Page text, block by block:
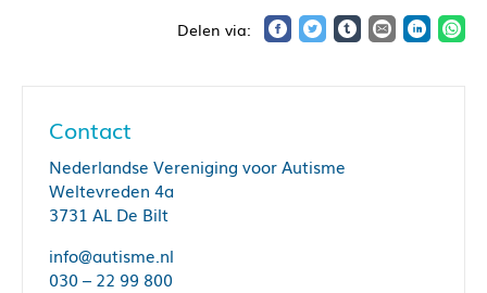
Contact
Nederlandse Vereniging voor Autisme
Weltevreden 4a
3731 AL De Bilt
info@autisme.nl
030 – 22 99 800